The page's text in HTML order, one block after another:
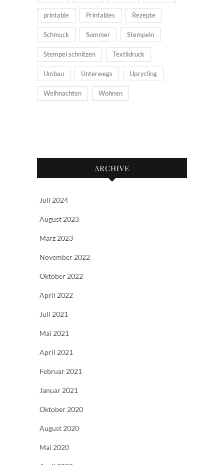
printable Printables Rezepte
Schmuck Sommer Stempeln
Stempel schnitzen Textildruck
Umbau Unterwegs Upcycling
Weihnachten Wohnen
ARCHIVE
Juli 2024
August 2023
März 2023
November 2022
Oktober 2022
April 2022
Juli 2021
Mai 2021
April 2021
Februar 2021
Januar 2021
Oktober 2020
August 2020
Mai 2020